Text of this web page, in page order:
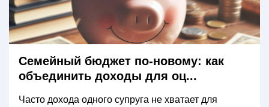
Семейный бюджет по-новому: как
объединить доходы для оц...
Часто дохода одного супруга не хватает для